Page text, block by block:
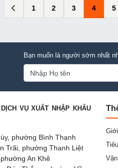
1 2 3 4 5
Bạn muốn là người sớm nhất
VỤ XUẤT NHẬP KHẨU
phường Bình Thạnh
Trãi, phường Thanh Liệt
An Khê